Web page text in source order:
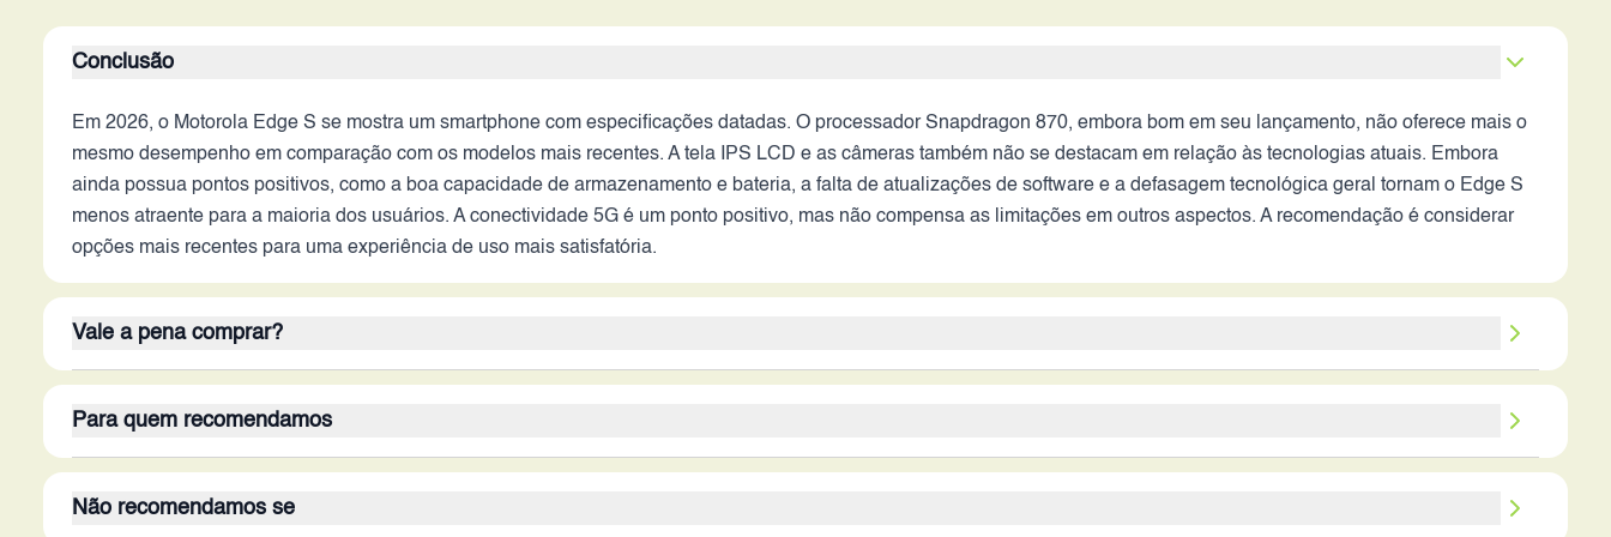
Conclusão
Em 2026, o Motorola Edge S se mostra um smartphone com especificações datadas. O processador Snapdragon 870, embora bom em seu lançamento, não oferece mais o
mesmo desempenho em comparação com os modelos mais recentes. A tela IPS LCD e as câmeras também não se destacam em relação às tecnologias atuais. Embora
ainda possua pontos positivos, como a boa capacidade de armazenamento e bateria, a falta de atualizações de software e a defasagem tecnológica geral tornam o Edge S
menos atraente para a maioria dos usuários. A conectividade 5G é um ponto positivo, mas não compensa as limitações em outros aspectos. A recomendação é considerar
opções mais recentes para uma experiência de uso mais satisfatória.
Vale a pena comprar?
aparelho são ofuscados pelas limitações em desempenho, tela e câmeras. O processador, a tela IPS LCD e as câmeras não se comparam aos padrões atuais. O design,
embora possivelmente atraente em seu lançamento, também pode estar defasado. A marca Motorola é renomada, mas a falta de atualizações de software é um ponto
Para quem recomendamos
básicas, como navegação na internet, ligações e uso de aplicativos simples. Também pode ser interessante para quem busca um celular com boa capacidade de
Não recomendamos se